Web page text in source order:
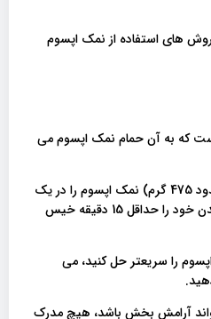
روش های استفاده از نمک اپسوم
که به آن حمام نمک اپسوم می
برای انجام این کار، 2 فنجان (حدود 475 گرم) نمک اپسوم را در یک
وان حمام به آب اضافه کنید و بدن خود را حداقل 15 دقیقه خیس
را سریعتر حل کنید، می
آرامش بخش باشد، هیچ مدرک